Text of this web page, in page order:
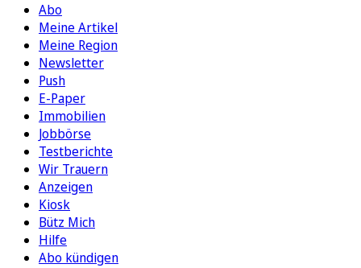
Abo
Meine Artikel
Meine Region
Newsletter
Push
E-Paper
Immobilien
Jobbörse
Testberichte
Wir Trauern
Anzeigen
Kiosk
Bütz Mich
Hilfe
Abo kündigen